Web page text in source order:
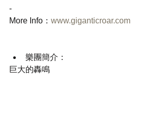
-
More Info： www.giganticroar.com
樂團簡介：
巨大的轟鳴